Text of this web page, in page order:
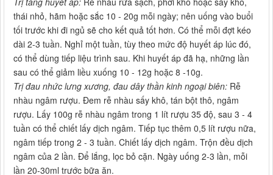
thái nhỏ, hãm hoặc sắc 10 - 20g mỗi ngày; nên uống vào buổi
tối trước khi đi ngủ sẽ cho kết quả tốt hơn. Có thể mỗi đợt kéo
dài 2-3 tuần. Nghỉ một tuần, tùy theo mức độ huyết áp lúc đó,
có thể dùng tiếp liệu trình sau. Khi huyết áp đã hạ, những lần
sau có thể giảm liều xuống 10 - 12g hoặc 8 -10g.
Trị đau nhức lưng xương, đau dây thần kinh ngoại biên: Rễ
nhàu ngâm rượu. Đem rễ nhàu sấy khô, tán bột thô, ngâm
rượu. Lấy 100g rễ nhàu ngâm trong 1 lít rượu 35 độ, sau 3 - 4
tuần có thể chiết lấy dịch ngâm. Tiếp tục thêm 0,5 lít rượu nữa,
ngâm tiếp trong 2 - 3 tuần. Chiết lấy dịch ngâm. Trộn đều dịch
ngâm của 2 lần. Để lắng, lọc bỏ cặn. Ngày uống 2-3 lần, mỗi
lần 20-30ml trước bữa ăn.